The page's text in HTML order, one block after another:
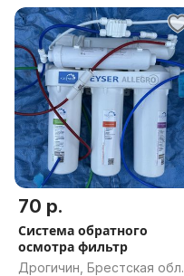
70 р.
Система обратного
осмотра фильтр
Дрогичин, Брестская обл.